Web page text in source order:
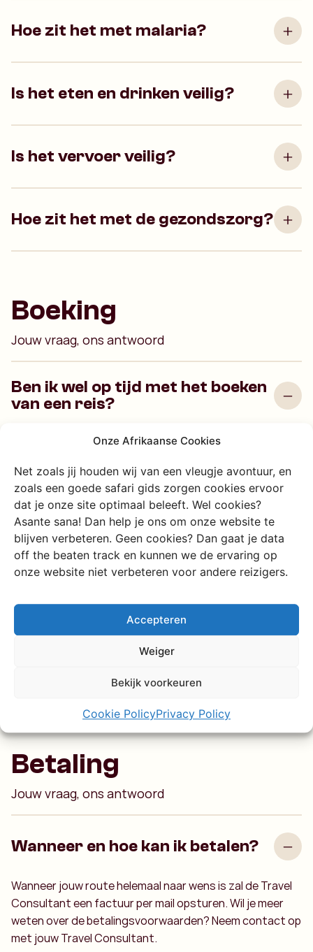
Onze Afrikaanse Cookies
Net zoals jij houden wij van een vleugje avontuur, en
zoals een goede safari gids zorgen cookies ervoor
dat je onze site optimaal beleeft. Wel cookies?
Asante sana! Dan help je ons om onze website te
blijven verbeteren. Geen cookies? Dan gaat je data
off the beaten track en kunnen we de ervaring op
onze website niet verbeteren voor andere reizigers.
Accepteren
Weiger
Bekijk voorkeuren
Cookie PolicyPrivacy Policy
Hoe zit het met malaria?
Is het eten en drinken veilig?
Is het vervoer veilig?
Hoe zit het met de gezondszorg?
Boeking
Jouw vraag, ons antwoord
Ben ik wel op tijd met het boeken
van een reis?
Je kunt last minute nog bij ons terecht. Een beetje
verre reis minimaal een half jaar tot jaar van te voren te
boeken.
Worden de binnenlandse
vluchten voor ons geboekt
De gegevens die onder ‘extra’
staat in jullie itinerary, moeten
we daar nog voor betalen?
Betaling
Jouw vraag, ons antwoord
Wanneer en hoe kan ik betalen?
Wanneer jouw route helemaal naar wens is zal de Travel
Consultant een factuur per mail opsturen. Wil je meer
weten over de betalingsvoorwaarden? Neem contact op
met jouw Travel Consultant.